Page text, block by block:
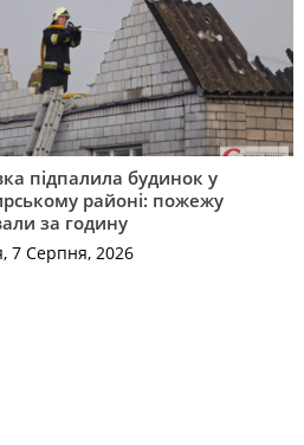
підпалила будинок у
районі: пожежу
за годину
7 Серпня, 2026